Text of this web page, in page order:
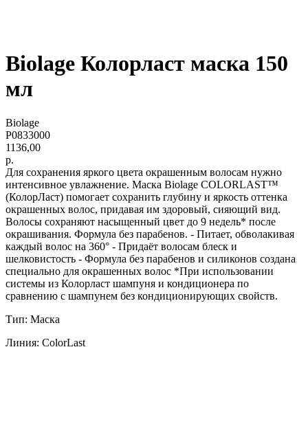
Biolage Колорласт маска 150
мл
Biolage
P0833000
1136,00
р.
Для сохранения яркого цвета окрашенным волосам нужно
интенсивное увлажнение. Маска Biolage COLORLAST™
(КолорЛаст) помогает сохранить глубину и яркость оттенка
окрашенных волос, придавая им здоровый, сияющий вид.
Волосы сохраняют насыщенный цвет до 9 недель* после
окрашивания. Формула без парабенов. - Питает, обволакивая
каждый волос на 360° - Придаёт волосам блеск и
шелковистость - Формула без парабенов и силиконов создана
специально для окрашенных волос *При использовании
системы из Колорласт шампуня и кондиционера по
сравнению с шампунем без кондиционирующих свойств.
Тип: Маска
Линия: ColorLast